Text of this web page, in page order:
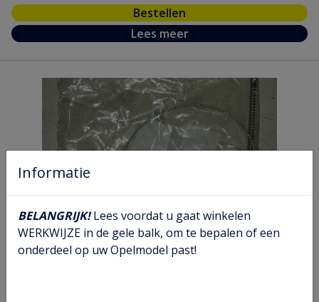
Bestellen
Lees meer
Handremkabel rechts
Informatie
BELANGRIJK!Lees voordat u gaat winkelen
WERKWIJZE in de gele balk, om te bepalen of een
onderdeel op uw Opelmodel past!